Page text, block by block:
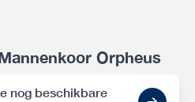
Orpheus
nog beschikbare